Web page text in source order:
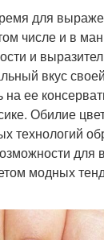
для
числе и в
и
вкус
на ее
Обилие
технологий
для
модных